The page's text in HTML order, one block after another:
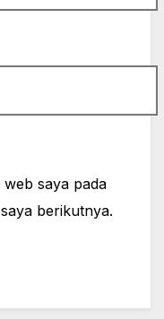
saya pada
berikutnya.